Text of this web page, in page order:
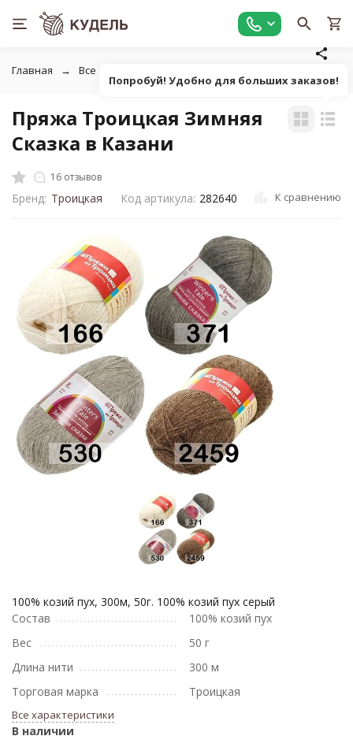
Главная Все для вязания
Пряжа Троицкая Зимняя
Сказка в Казани
16 отзывов
Бренд: Троицкая Код артикула: 282640 К сравнению
100% козий пух, 300м, 50г. 100% козий пух серый
Состав
100% козий пух
Вес
50 г
Длина нити
300 м
Торговая марка
Троицкая
Все характеристики
В наличии
Попробуй! Удобно для больших заказов!